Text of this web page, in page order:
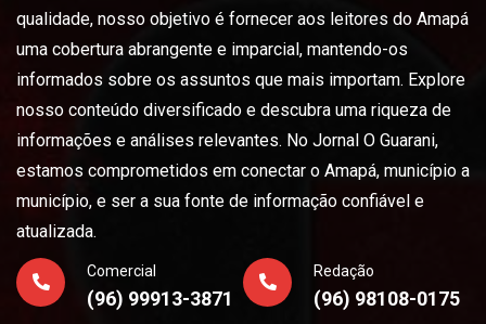
qualidade, nosso objetivo é fornecer aos leitores do Amapá
uma cobertura abrangente e imparcial, mantendo-os
informados sobre os assuntos que mais importam. Explore
nosso conteúdo diversificado e descubra uma riqueza de
informações e análises relevantes. No Jornal O Guarani,
estamos comprometidos em conectar o Amapá, município a
município, e ser a sua fonte de informação confiável e
atualizada.
Comercial
(96) 99913-3871
Redação
(96) 98108-0175